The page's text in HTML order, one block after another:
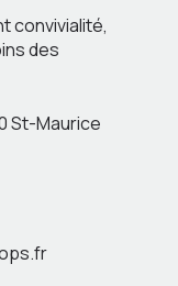
convivialité,
des
St-Maurice